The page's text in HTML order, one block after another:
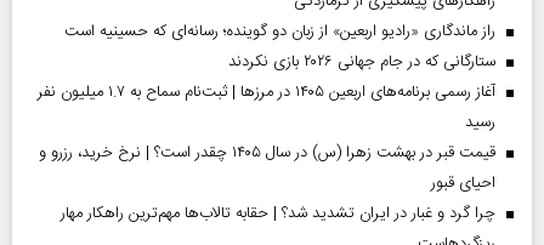
راز ماندگاری «رادیو اربعین» از زبان دو گوینده؛ رسانه‌ای که حسینیه است
ستارگانی که در جام جهانی ۲۰۲۶ بازی نکردند
آغاز رسمی برنامه‌های اربعین ۱۴۰۵ در مرز‌ها | ثبت‌نام سماح به ۱.۷ میلیون نفر
رسید
قیمت قبر در بهشت زهرا (س) در سال ۱۴۰۵ چقدر است؟ | نرخ خرید، رزرو و
احیای قبور
چرا گرد و غبار در ایران تشدید شد؟ | حقابه تالاب‌ها مهم‌ترین راهکار مهار